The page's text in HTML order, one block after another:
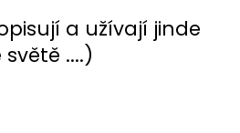
a užívají jinde
světě ....)